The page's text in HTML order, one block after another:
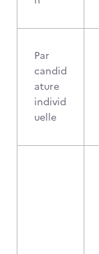
Par
candid
ature
individ
uelle